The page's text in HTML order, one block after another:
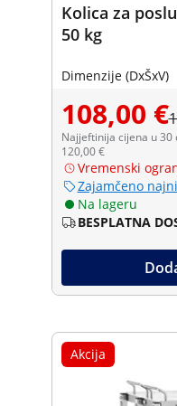
Kolica za
50 kg
Dimenzije (DxŠxV)
108,00 €
Najjeftinija cijena u 30
120,00 €
Vremenski
Zajamčeno
Na lageru
BESPLATNA
Akcija